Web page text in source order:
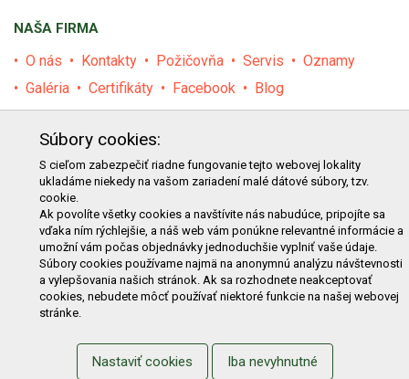
NAŠA FIRMA
O nás Kontakty Požičovňa Servis
Oznamy
Galéria
Certifikáty Facebook Blog
PRODUKTY
E-shop Akcie Darčekové poukážky
Katalógy
Zľavy
Novinky Predávané značky
Bazár
Výzvy pre obce a firmy
NAKUPOVANIE
Obchodné podmienky
Cenník prepravy
Reklamačný poriadok
Odstúpenie od kúpy
Protokol na odstúpenie od kúpy
Alternatívne riešenie sporu
Ochrana osobných údajov
Súbory cookies:
S cieľom zabezpečiť riadne fungovanie tejto webovej lokality
ukladáme niekedy na vašom zariadení malé dátové súbory, tzv.
cookie.
Ak povolíte všetky cookies a navštívite nás nabudúce, pripojíte sa
vďaka ním rýchlejšie, a náš web vám ponúkne relevantné informácie a
umožní vám počas objednávky jednoduchšie vyplniť vaše údaje.
Súbory cookies používame najmä na anonymnú analýzu návštevnosti
a vylepšovania našich stránok. Ak sa rozhodnete neakceptovať
cookies, nebudete môcť používať niektoré funkcie na našej webovej
stránke.
Nastaviť cookies Iba nevyhnutné